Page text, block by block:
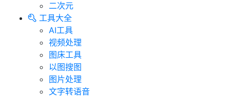
二次元
工具大全
AI工具
视频处理
图床工具
以图搜图
图片处理
文字转语音